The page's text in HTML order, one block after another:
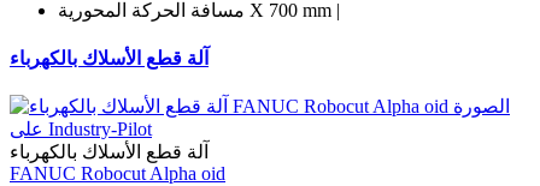
مسافة الحركة المحورية X 700 mm |
آلة قطع الأسلاك بالكهرباء
آلة قطع الأسلاك بالكهرباء
FANUC Robocut Alpha oid